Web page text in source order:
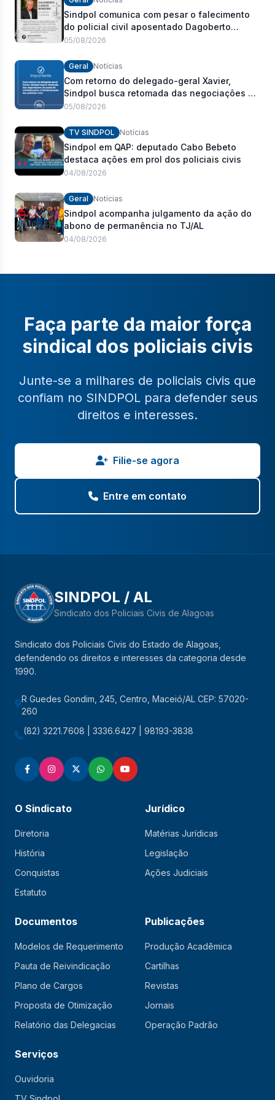
Sindpol comunica com pesar o falecimento
do policial civil aposentado Dagoberto
Carlos Romeiro
05/08/2026
Geral Notícias
Com retorno do delegado-geral Xavier,
Sindpol busca retomada das negociações da
pauta de reivindicações e fortalecimento dos
05/08/2026
TV SINDPOL Notícias
Sindpol em QAP: deputado Cabo Bebeto
destaca ações em prol dos policiais civis
04/08/2026
Geral Notícias
Sindpol acompanha julgamento da ação do
abono de permanência no TJ/AL
04/08/2026
Faça parte da maior força
sindical dos policiais civis
Junte-se a milhares de policiais civis que
confiam no SINDPOL para defender seus
direitos e interesses.
Filie-se agora
Entre em contato
SINDPOL / AL
Sindicato dos Policiais Civis de Alagoas
Sindicato dos Policiais Civis do Estado de Alagoas,
defendendo os direitos e interesses da categoria desde
1990.
R Guedes Gondim, 245, Centro, Maceió/AL CEP: 57020-
260
(82) 3221.7608 | 3336.6427 | 98193-3838
O Sindicato
Diretoria
História
Conquistas
Estatuto
Jurídico
Matérias Jurídicas
Legislação
Ações Judiciais
Documentos
Modelos de Requerimento
Pauta de Reivindicação
Plano de Cargos
Proposta de Otimização
Relatório das Delegacias
Publicações
Produção Acadêmica
Cartilhas
Revistas
Jornais
Operação Padrão
Serviços
Ouvidoria